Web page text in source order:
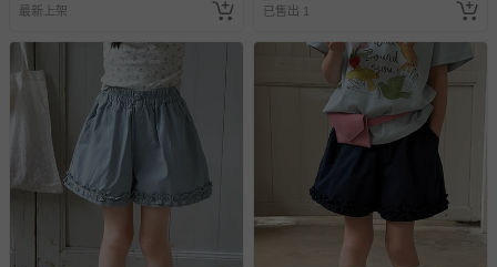
最新上架 已售出 1